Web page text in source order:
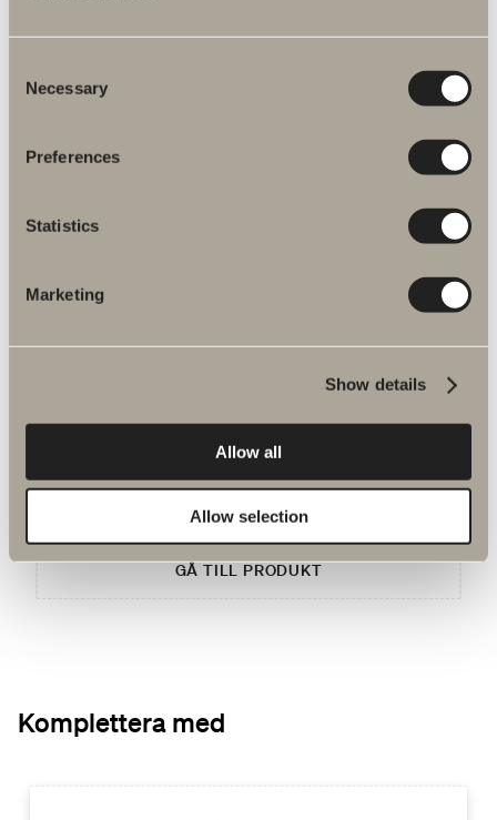
Selection
Necessary
Preferences
Statistics
Marketing
Show details
Allow all
Allow selection
2 490 kr
Du kanske är intresserad av
W
3 490 kr
GÅ TILL PRODUKT
Komplettera med